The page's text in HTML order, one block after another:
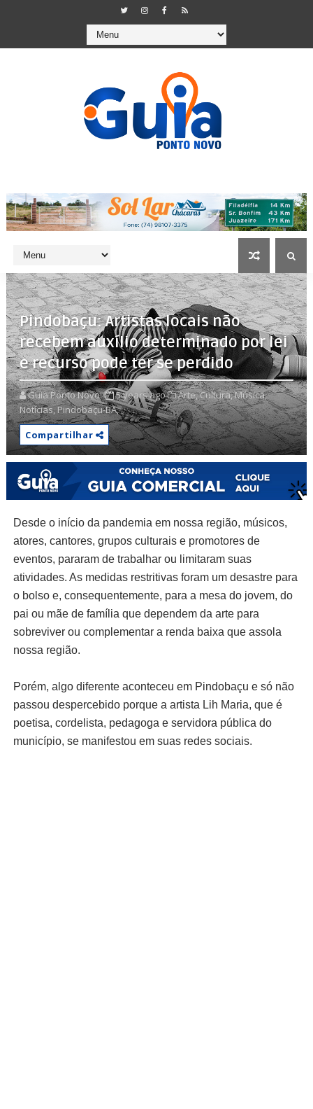
Pindobaçu: Artistas locais não
recebem auxílio determinado por lei
e recurso pode ter se perdido
Guia Ponto Novo 5 years ago Arte,Cultura,Música,
Notícias,Pindobaçu-BA,
Compartilhar
Desde o início da pandemia em nossa região, músicos,
atores, cantores, grupos culturais e promotores de
eventos, pararam de trabalhar ou limitaram suas
atividades. As medidas restritivas foram um desastre para
o bolso e, consequentemente, para a mesa do jovem, do
pai ou mãe de família que dependem da arte para
sobreviver ou complementar a renda baixa que assola
nossa região.
Porém, algo diferente aconteceu em Pindobaçu e só não
passou despercebido porque a artista Lih Maria, que é
poetisa, cordelista, pedagoga e servidora pública do
município, se manifestou em suas redes sociais.